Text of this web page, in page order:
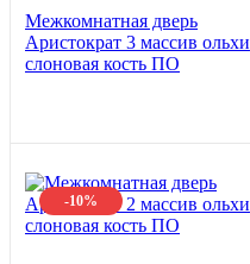
Межкомнатная дверь
Аристократ 3 массив ольхи
слоновая кость ПО
-10%